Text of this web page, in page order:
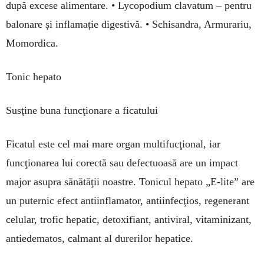
după excese alimentare. • Lycopodium clavatum – pentru
balonare și inflamație digestivă. • Schisandra, Armurariu,
Momordica.
Tonic hepato
Susţine buna funcţionare a ficatului
Ficatul este cel mai mare organ multifucţional, iar
funcţionarea lui corectă sau defectuoasă are un impact
major asupra sănătăţii noastre. Tonicul hepato „E-lite” are
un puternic efect antiinflamator, antiinfecţios, regenerant
celular, trofic hepatic, detoxifiant, antiviral, vitaminizant,
antiedematos, calmant al durerilor hepatice.